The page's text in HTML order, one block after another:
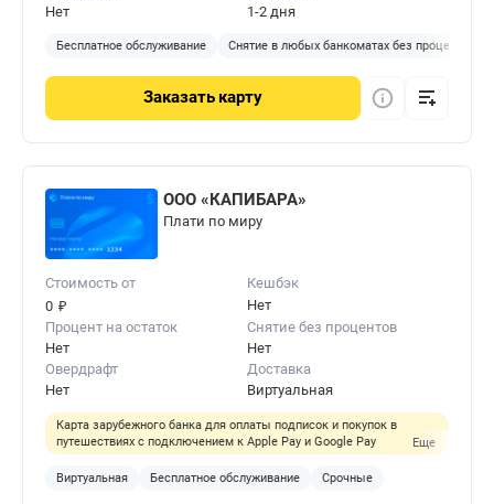
Нет
1-2 дня
Бесплатное обслуживание Снятие в любых банкоматах без процентов
Заказать карту
ООО «КАПИБАРА»
Плати по миру
Стоимость от
0 ₽
Кешбэк
Нет
Процент на остаток
Нет
Снятие без процентов
Нет
Овердрафт
Нет
Доставка
Виртуальная
Карта зарубежного банка для оплаты подписок и покупок в
путешествиях с подключением к Apple Pay и Google Pay
Еще
Виртуальная Бесплатное обслуживание Срочные